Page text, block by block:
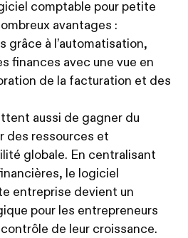
comptable pour petite
avantages :
grâce à l’automatisation,
finances avec une vue en
de la facturation et des
aussi de gagner du
des ressources et
globale. En centralisant
le logiciel
entreprise devient un
pour les entrepreneurs
de leur croissance.